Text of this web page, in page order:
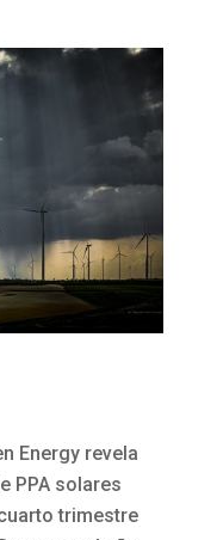
Energy revela
PPA solares
trimestre